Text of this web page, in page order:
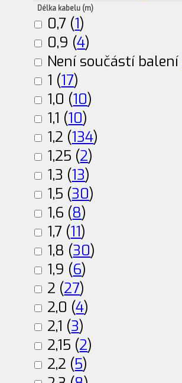
Délka kabelu (m)
0,7 (1)
0,9 (4)
Není součástí balení
1 (17)
1,0 (10)
1,1 (10)
1,2 (134)
1,25 (2)
1,3 (13)
1,5 (30)
1,6 (8)
1,7 (11)
1,8 (30)
1,9 (6)
2 (27)
2,0 (4)
2,1 (3)
2,15 (2)
2,2 (5)